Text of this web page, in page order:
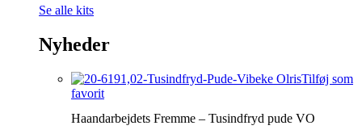
Se alle kits
Nyheder
Tilføj som
favorit
Haandarbejdets Fremme – Tusindfryd pude VO